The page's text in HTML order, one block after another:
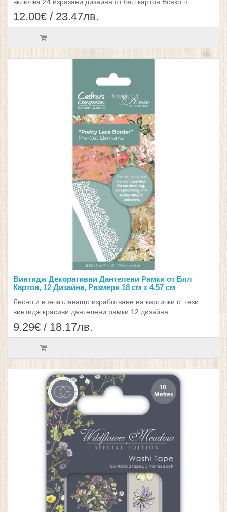
12.00€ / 23.47лв.
Винтидж Декоративни Дантелени Рамки от Бял
Картон, 12 Дизайна, Размери 18 см x 4.57 см
Лесно и впечатляващо изработване на картички с тези
винтидж красиви дантелени рамки.12 дизайна..
9.29€ / 18.17лв.